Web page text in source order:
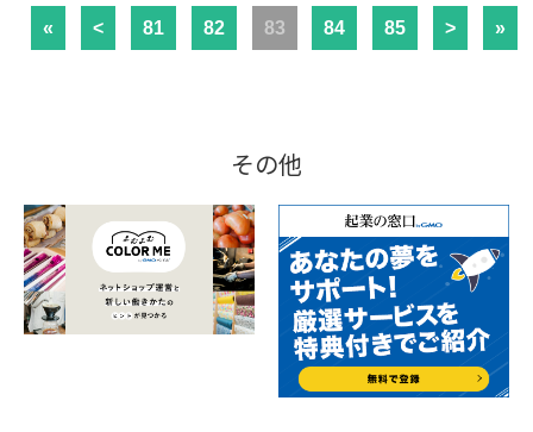
« < 81 82 83 84 85 > »
その他